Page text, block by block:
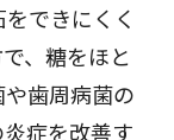
をできにくく
、糖をほと
歯周病菌の
症を改善す